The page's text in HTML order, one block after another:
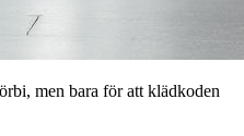
men bara för att klädkoden